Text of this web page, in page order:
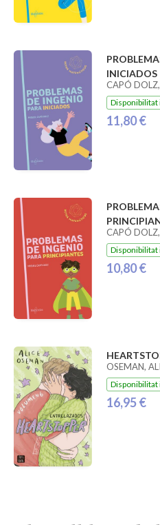
INICIADOS
CAPÓ
Disponibilitat
11,80 €
CAPÓ
Disponibilitat
10,80 €
OSEMAN,
Disponibilitat
16,95 €